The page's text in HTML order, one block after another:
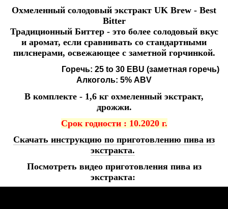
Охмеленный солодовый экстракт UK Brew - Best
Bitter
Традиционный Биттер - это более солодовый вкус
и аромат, если сравнивать со стандартными
пилснерами, освежающее с заметной горчинкой.
Горечь: 25 to 30 EBU (заметная горечь)
Алкоголь: 5% ABV
В комплекте - 1,6 кг охмеленный экстракт,
дрожжи.
Срок годности : 10.2020 г.
Скачать инструкцию по приготовлению пива из
экстракта.
Посмотреть видео приготовления пива из
экстракта: